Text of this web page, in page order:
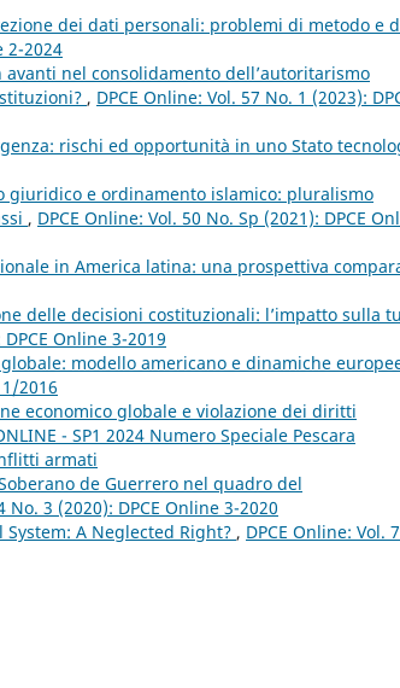
dei dati personali: problemi di metodo e
2-2024
nel consolidamento dell’autoritarismo
, DPCE Online: Vol. 57 No. 1 (2023):
rischi ed opportunità in uno Stato
giuridico e ordinamento islamico: pluralismo
, DPCE Online: Vol. 50 No. Sp (2021): DPCE
in America latina: una prospettiva
delle decisioni costituzionali: l’impatto sulla
Online 3-2019
modello americano e dinamiche
2016
economico globale e violazione dei diritti
- SP1 2024 Numero Speciale Pescara
armati
de Guerrero nel quadro del
No. 3 (2020): DPCE Online 3-2020
A Neglected Right? , DPCE Online: Vol.